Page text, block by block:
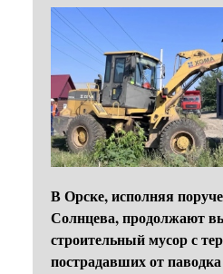
В Орске, исполняя
Солнцева, продолжают
строительный мусор с
пострадавших от паводка